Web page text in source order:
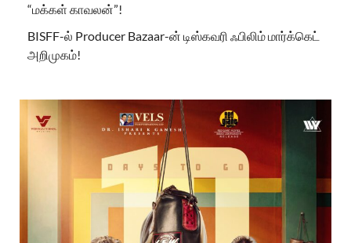
“மக்கள் காவலன்”!
BISFF-ல் Producer Bazaar-ன் டிஸ்கவரி ஃபிலிம் மார்க்கெட்
அறிமுகம்!